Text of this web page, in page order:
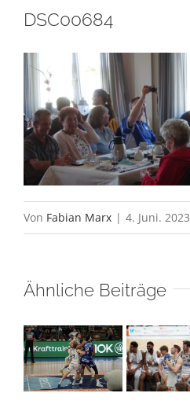
DSC00684
Von Fabian Marx | 4. Juni. 2023
Ähnliche Beiträge